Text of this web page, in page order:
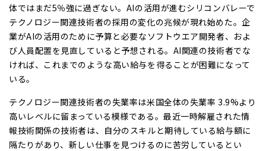
体ではまだ5％強に過ぎない。AIの活用が進むシリコンバレーで
テクノロジー関連技術者の採用の変化の兆候が現れ始めた。企
業がAIの活用のために予算と必要なソフトウエア開発者、およ
び人員配置を見直していると予想される。AI関連の技術者でな
ければ、これまでのような高い給与を得ることが困難になって
いる。
テクノロジー関連技術者の失業率は米国全体の失業率 3.9%より
高いレベルに留まっている模様である。最近一時解雇された情
報技術関係の技術者は、自分のスキルと期待している給与額に
隔たりがあり、新しい仕事を見つけるのに苦労しているとい